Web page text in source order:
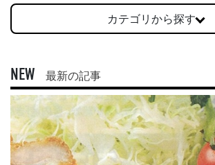
カテゴリから探す
NEW 最新の記事